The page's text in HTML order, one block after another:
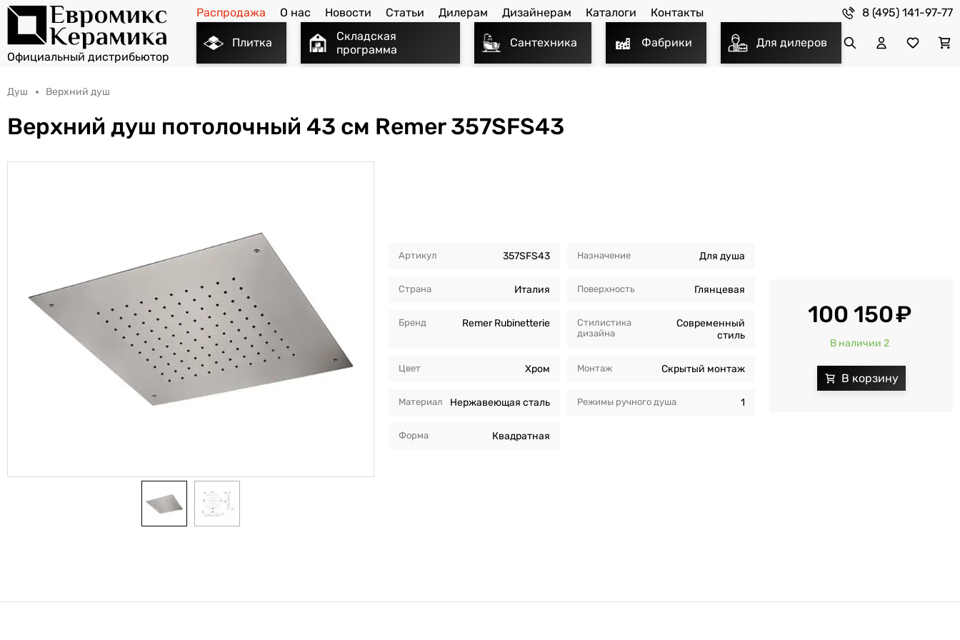
Распродажа О нас Новости Статьи Дилерам Дизайнерам Каталоги Контакты 8 (495) 141-97-77
Плитка
Складская
программа
Сантехника Фабрики Для дилеров
Душ Верхний душ
Верхний душ потолочный 43 см Remer 357SFS43
Артикул 357SFS43
Страна Италия
Бренд Remer Rubinetterie
Цвет Хром
Материал Нержавеющая сталь
Форма Квадратная
Назначение Для душа
Поверхность Глянцевая
Стилистика
дизайна
Современный
стиль
Монтаж Скрытый монтаж
Режимы ручного душа 1
100 150
В наличии 2